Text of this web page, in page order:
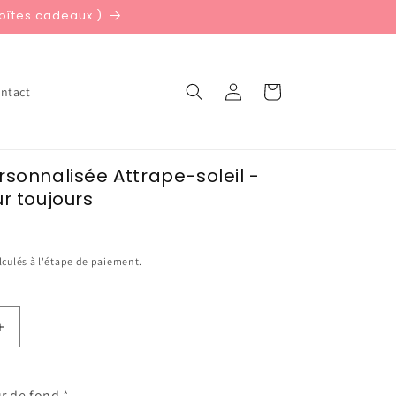
cadeaux )
Connexion Panier
Attrape-soleil -
toujours
à l'étape de paiement.